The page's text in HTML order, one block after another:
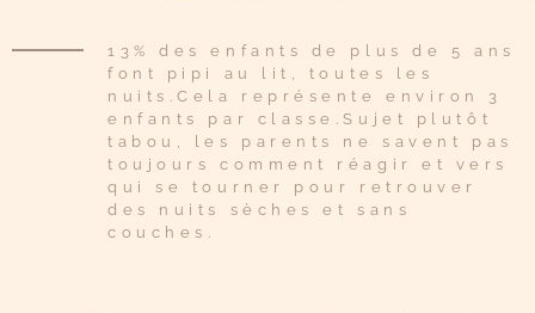
13% des enfants de plus de 5 ans
font pipi au lit, toutes les
nuits.Cela représente environ 3
enfants par classe.Sujet plutôt
tabou, les parents ne savent pas
toujours comment réagir et vers
qui se tourner pour retrouver
des nuits sèches et sans
couches.